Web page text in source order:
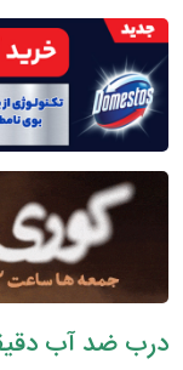
درب ضد آب